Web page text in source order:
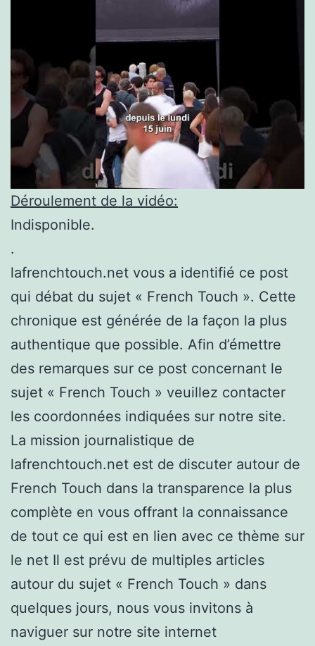
Déroulement de la vidéo:
Indisponible.
.
lafrenchtouch.net vous a identifié ce post
qui débat du sujet « French Touch ». Cette
chronique est générée de la façon la plus
authentique que possible. Afin d’émettre
des remarques sur ce post concernant le
sujet « French Touch » veuillez contacter
les coordonnées indiquées sur notre site.
La mission journalistique de
lafrenchtouch.net est de discuter autour de
French Touch dans la transparence la plus
complète en vous offrant la connaissance
de tout ce qui est en lien avec ce thème sur
le net Il est prévu de multiples articles
autour du sujet « French Touch » dans
quelques jours, nous vous invitons à
naviguer sur notre site internet